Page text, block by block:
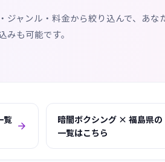
ャンル・料金から絞り込んで、あな
も可能です。
覧 
暗闇ボクシング × 福島県の
一覧はこちら